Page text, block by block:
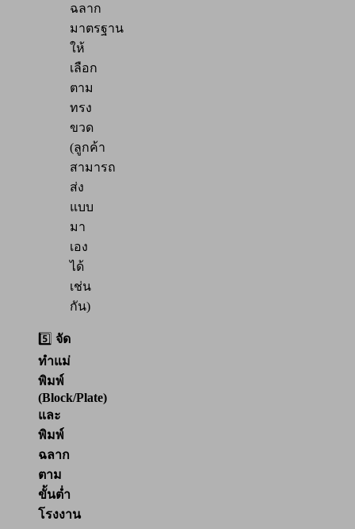
ฉลาก
มาตรฐาน
ให้
เลือก
ตาม
ทรง
ขวด
(ลูกค้า
สามารถ
ส่ง
แบบ
มา
เอง
ได้
เช่น
กัน)
5️⃣ จัด
ทำแม่
พิมพ์
(Block/Plate)
และ
พิมพ์
ฉลาก
ตาม
ขั้นต่ำ
โรงงาน